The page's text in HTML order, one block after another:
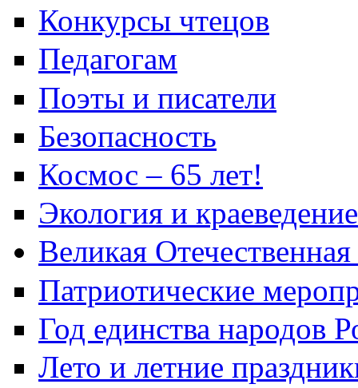
Конкурсы чтецов
Педагогам
Поэты и писатели
Безопасность
Космос – 65 лет!
Экология и краеведение
Великая
Патриотические
Год единства народов
Лето и летние